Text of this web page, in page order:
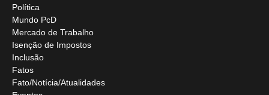
Política
Mundo PcD
Mercado de Trabalho
Isenção de Impostos
Inclusão
Fatos
Fato/Notícia/Atualidades